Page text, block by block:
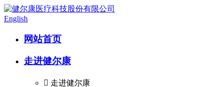
English
网站首页
走进健尔康
 走进健尔康